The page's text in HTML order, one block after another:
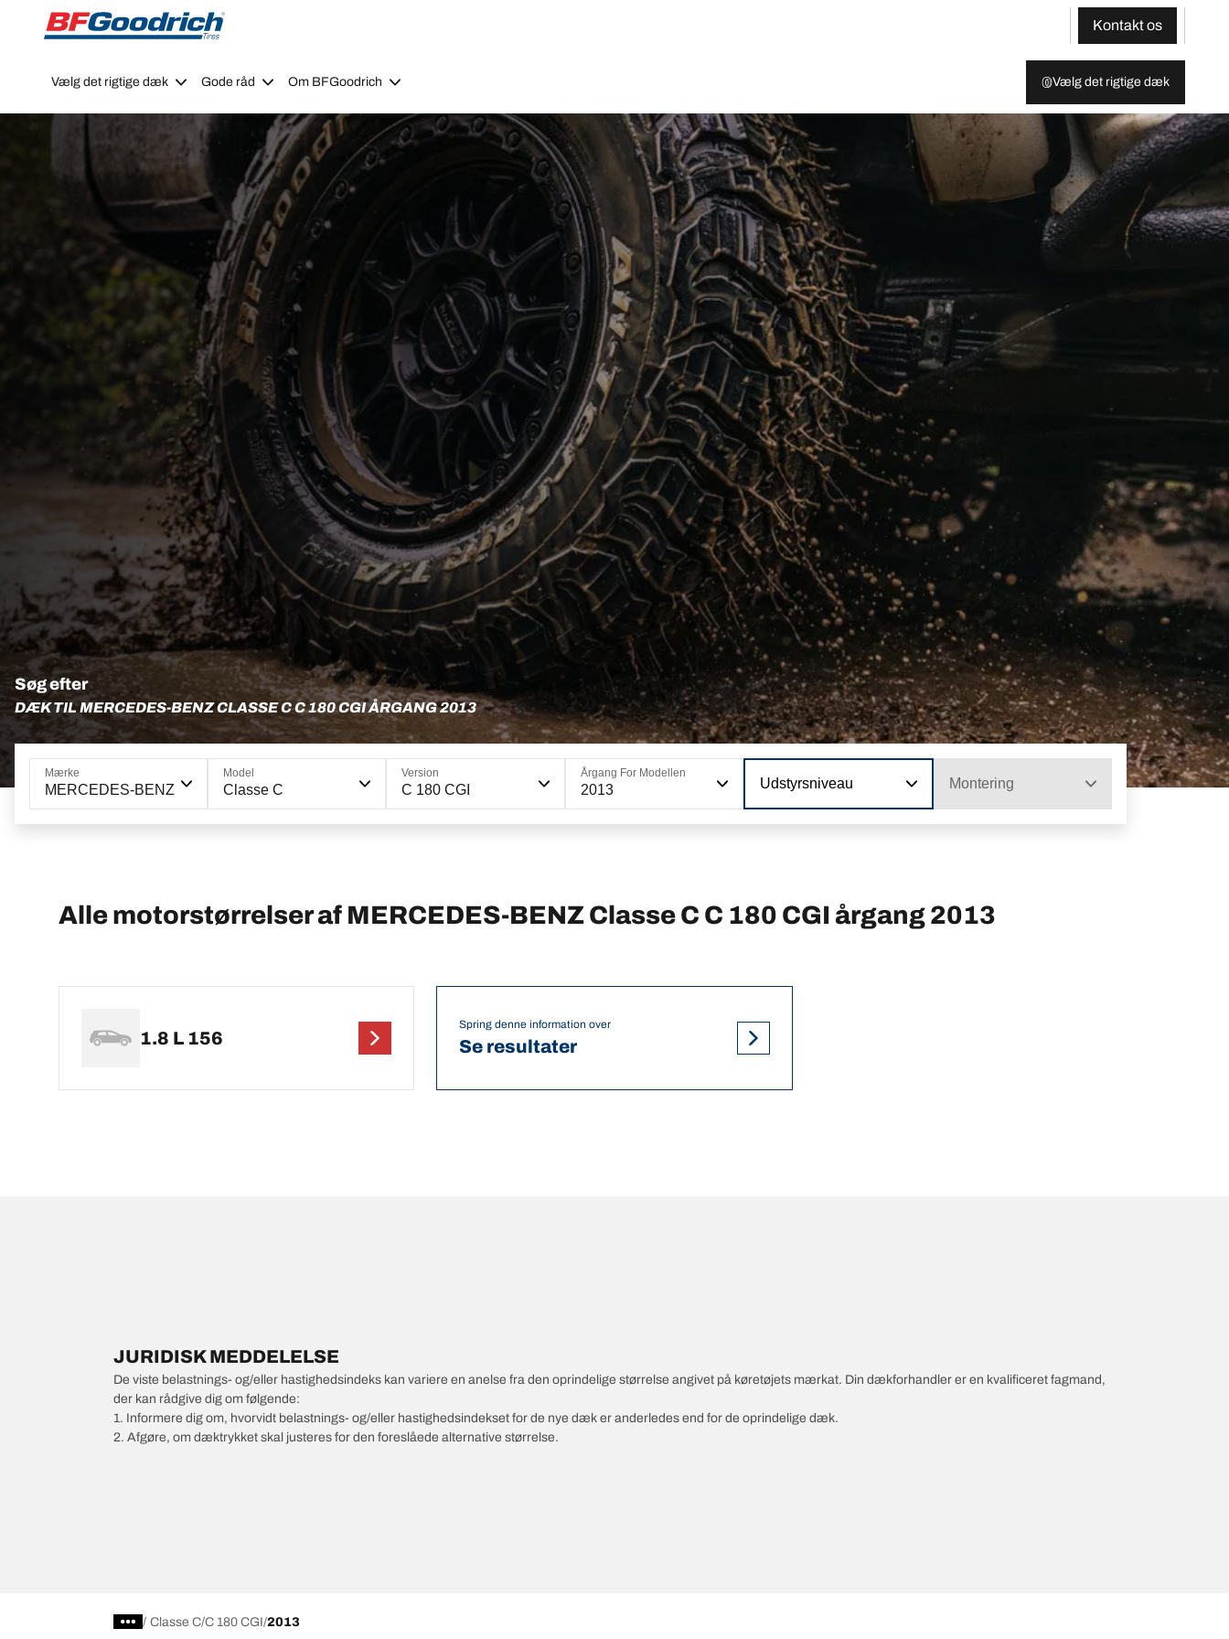
Go to page content
Go to page navigation
Kontakt os
Vælg det rigtige dæk Gode råd Om BFGoodrich Vælg det rigtige dæk
Søg efter
DÆK TIL MERCEDES-BENZ CLASSE C C 180 CGI ÅRGANG 2013
Mærke
MERCEDES-BENZ
Model
Classe C
Version
C 180 CGI
Årgang For Modellen
2013 Udstyrsniveau Montering
Alle motorstørrelser af MERCEDES-BENZ Classe C C 180 CGI årgang 2013
1.8 L 156
Spring denne information over
Se resultater
JURIDISK MEDDELELSE
De viste belastnings- og/eller hastighedsindeks kan variere en anelse fra den oprindelige størrelse angivet på køretøjets mærkat. Din dækforhandler er en kvalificeret fagmand,
der kan rådgive dig om følgende:
1. Informere dig om, hvorvidt belastnings- og/eller hastighedsindekset for de nye dæk er anderledes end for de oprindelige dæk.
2. Afgøre, om dæktrykket skal justeres for den foreslåede alternative størrelse.
/ Classe C C 180 CGI 2013